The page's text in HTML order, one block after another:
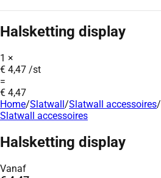
Halsketting display
1 ×
€ 4,47 /st
=
€ 4,47
Home/Slatwall/Slatwall accessoires/
Slatwall accessoires
Halsketting display
Vanaf